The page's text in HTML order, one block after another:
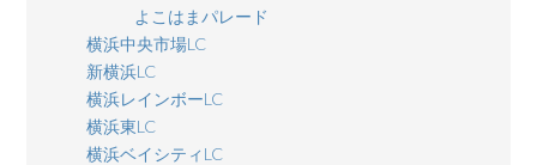
よこはまパレード
横浜中央市場LC
新横浜LC
横浜レインボーLC
横浜東LC
横浜ベイシティLC